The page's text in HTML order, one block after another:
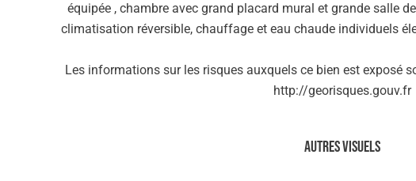
équipée , chambre avec grand placard mural et grande salle
climatisation réversible, chauffage et eau chaude individuels
Les informations sur les risques auxquels ce bien est exposé
http://georisques.gouv.fr
Autres visuels